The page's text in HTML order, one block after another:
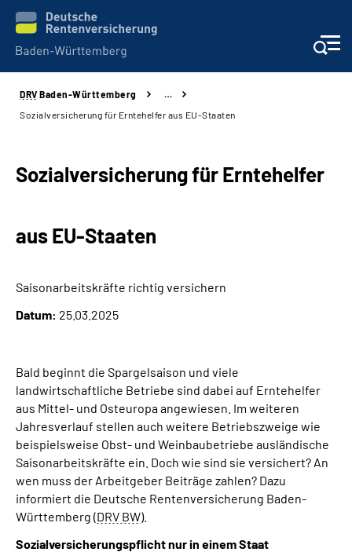
Beratung und Kontakt
Karriere
Über uns
Leichte Sprache
Suche
Mein Kundenportal
DRV Baden-Württemberg
…
Sozialversicherung für Erntehelfer aus EU-Staaten
Sozialversicherung für Erntehelfer
aus EU-Staaten
Saisonarbeitskräfte richtig versichern
Datum: 25.03.2025
Bald beginnt die Spargelsaison und viele
landwirtschaftliche Betriebe sind dabei auf Erntehelfer
aus Mittel- und Osteuropa angewiesen. Im weiteren
Jahresverlauf stellen auch weitere Betriebszweige wie
beispielsweise Obst- und Weinbaubetriebe ausländische
Saisonarbeitskräfte ein. Doch wie sind sie versichert? An
wen muss der Arbeitgeber Beiträge zahlen? Dazu
informiert die Deutsche Rentenversicherung Baden-
Württemberg (DRV BW).
Sozialversicherungspflicht nur in einem Staat